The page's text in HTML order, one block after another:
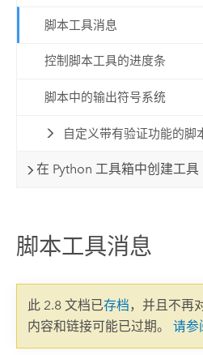
脚本工具消息
控制脚本工具的进度条
脚本中的输出符号系统
自定义带有验证功能的脚
在 Python 工具箱中创建工具
脚本工具消息
此 2.8 文档已存档，并且不再
内容和链接可能已过期。 请参